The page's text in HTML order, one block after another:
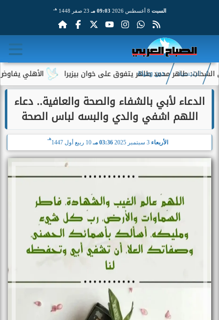
السبت 09:03 مـ 23 صفر 1448 هـ
الأهلي يفاوض أحمد طاهر محمد طاهر يتفوق على خوان بيزيرا
الرئيسية دين وحياة
الدعاء لأبي بالشفاء والصحة والعافية.. دعاء
اللهم اشفي والدي والبسه لباس الصحة
الأربعاء 3 سبتمبر 2025 03:36 مـ 10 ربيع أول 1447
هـ